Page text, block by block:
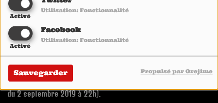
Activé
Utilisation: Fonctionnalité
Facebook
Activé
Utilisation: Fonctionnalité
Sauvegarder Propulsé par Orejime
Interview: Talia Soghomonian
Podcast en français de l'émission Absolute Woman E01S03 et
interview intégrale disponible sur
du 2 septembre 2019 à 22h).